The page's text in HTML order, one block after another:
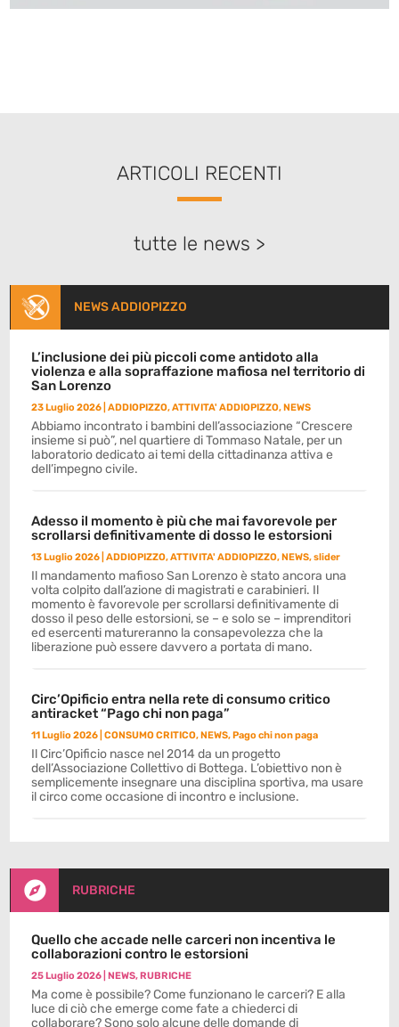
ARTICOLI RECENTI
tutte le news >
NEWS ADDIOPIZZO
L’inclusione dei più piccoli come antidoto alla
violenza e alla sopraffazione mafiosa nel territorio di
San Lorenzo
23 Luglio 2026 |ADDIOPIZZO,ATTIVITA' ADDIOPIZZO,NEWS
Abbiamo incontrato i bambini dell’associazione “Crescere
insieme si può”, nel quartiere di Tommaso Natale, per un
laboratorio dedicato ai temi della cittadinanza attiva e
dell’impegno civile.
Adesso il momento è più che mai favorevole per
scrollarsi definitivamente di dosso le estorsioni
13 Luglio 2026 |ADDIOPIZZO,ATTIVITA' ADDIOPIZZO,NEWS,slider
Il mandamento mafioso San Lorenzo è stato ancora una
volta colpito dall’azione di magistrati e carabinieri. Il
momento è favorevole per scrollarsi definitivamente di
dosso il peso delle estorsioni, se – e solo se – imprenditori
ed esercenti matureranno la consapevolezza che la
liberazione può essere davvero a portata di mano.
Circ’Opificio entra nella rete di consumo critico
antiracket “Pago chi non paga”
11 Luglio 2026 |CONSUMO CRITICO,NEWS,Pago chi non paga
Il Circ’Opificio nasce nel 2014 da un progetto
dell’Associazione Collettivo di Bottega. L’obiettivo non è
semplicemente insegnare una disciplina sportiva, ma usare
il circo come occasione di incontro e inclusione.
 RUBRICHE
Quello che accade nelle carceri non incentiva le
collaborazioni contro le estorsioni
25 Luglio 2026 |NEWS,RUBRICHE
Ma come è possibile? Come funzionano le carceri? E alla
luce di ciò che emerge come fate a chiederci di
collaborare? Sono solo alcune delle domande di